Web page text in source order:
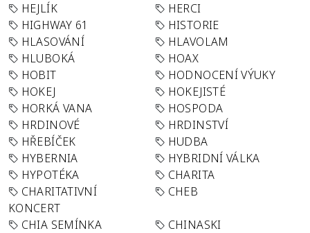
HEJLÍK
HERCI
HIGHWAY 61
HISTORIE
HLASOVÁNÍ
HLAVOLAM
HLUBOKÁ
HOAX
HOBIT
HODNOCENÍ VÝUKY
HOKEJ
HOKEJISTÉ
HORKÁ VANA
HOSPODA
HRDINOVÉ
HRDINSTVÍ
HŘEBÍČEK
HUDBA
HYBERNIA
HYBRIDNÍ VÁLKA
HYPOTÉKA
CHARITA
CHARITATIVNÍ
KONCERT
CHEB
CHIA SEMÍNKA
CHINASKI